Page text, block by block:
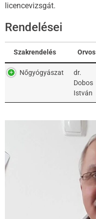
licencevizsgát.
Rendelései
Szakrendelés Orvos
Szakrendelés
Nőgyógyászat
dr.
Dobos
István